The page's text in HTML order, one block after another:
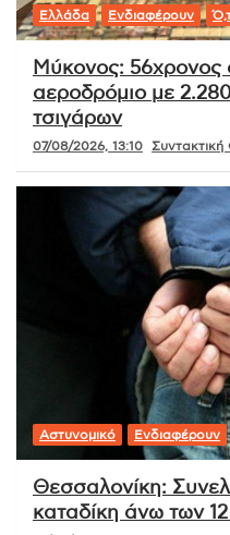
Ελλάδα Ενδιαφέρουν
Μύκονος:
αεροδρόμιο με
τσιγάρων
07/08/2026, 13:10
Αστυνομικό Ενδιαφέρουν
Θεσσαλονίκη:
καταδίκη άνω των